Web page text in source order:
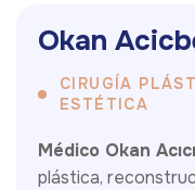
Okan Acicb
CIRUGÍA
ESTÉTICA
Médico Okan
plástica,